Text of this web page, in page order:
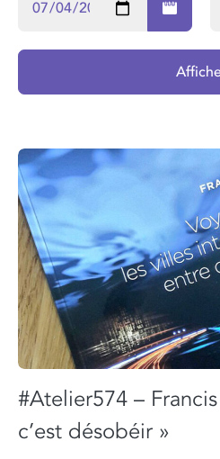
#Atelier574 –
c’est désobéir »